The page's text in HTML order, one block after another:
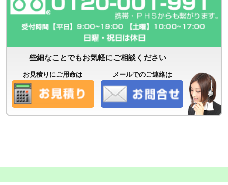
些細なことでもお気軽にご相談ください
お見積りにご用命は メールでのご連絡は